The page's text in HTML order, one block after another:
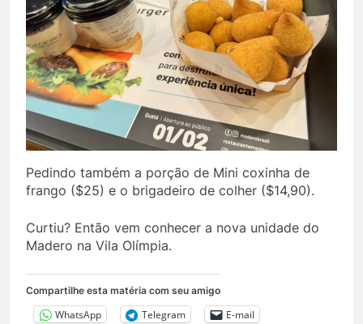
Pedindo também a porção de Mini coxinha de
frango ($25) e o brigadeiro de colher ($14,90).
Curtiu? Então vem conhecer a nova unidade do
Madero na Vila Olímpia.
Compartilhe esta matéria com seu amigo
WhatsApp Telegram
E-mail